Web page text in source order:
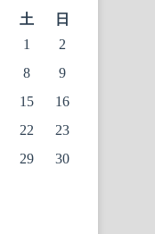
土
日
1
2
8
9
15
16
22
23
29
30